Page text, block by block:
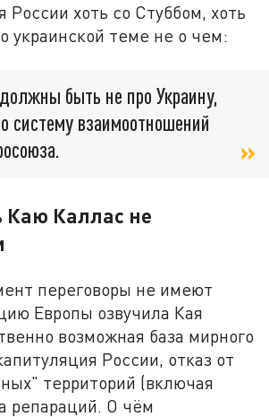
России хоть со Стуббом, хоть
украинской теме не о чем:
быть не про Украину,
систему взаимоотношений
Каю Каллас не
переговоры не имеют
Европы озвучила Кая
возможная база мирного
России, отказ от
территорий (включая
репараций. О чём